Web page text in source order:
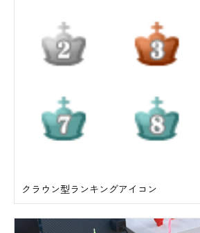
クラウン型ランキングアイコン